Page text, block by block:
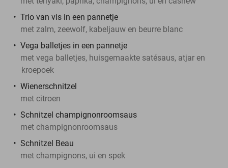
Trio van vis in een pannetje
met zalm, zeewolf, kabeljauw en beurre blanc
Vega balletjes in een pannetje
met vega balletjes, huisgemaakte satésaus, atjar en
kroepoek
Wienerschnitzel
met citroen
Schnitzel champignonroomsaus
met champignonroomsaus
Schnitzel Beau
met champignons, ui en spek